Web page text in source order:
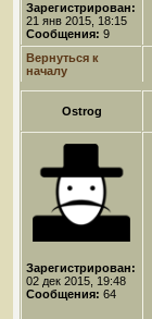
Зарегистрирован:
21 янв 2015, 18:15
Сообщения: 9
Вернуться к
началу
Ostrog
Зарегистрирован:
02 дек 2015, 19:48
Сообщения: 64